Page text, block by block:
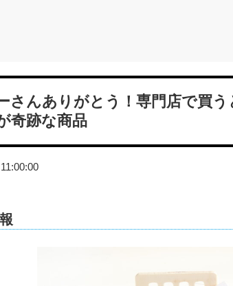
さんありがとう！専門店で買
奇跡な商品